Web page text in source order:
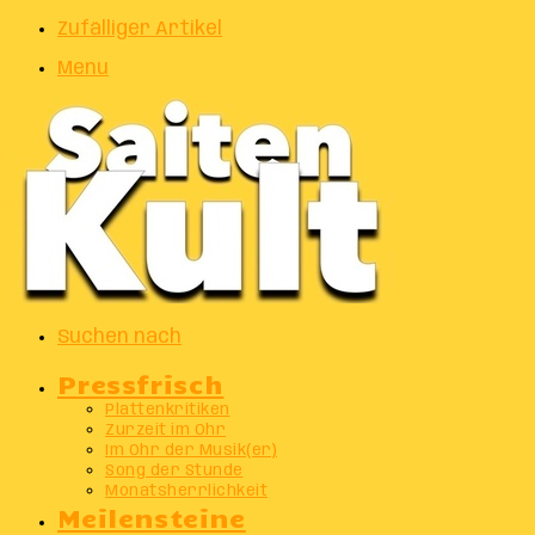
Zufälliger Artikel
Menu
Suchen nach
Pressfrisch
Plattenkritiken
Zurzeit im Ohr
Im Ohr der Musik(er)
Song der Stunde
Monatsherrlichkeit
Meilensteine